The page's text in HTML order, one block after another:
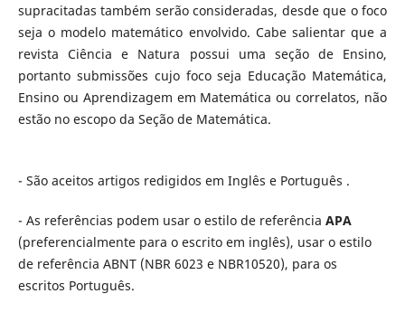
supracitadas também serão consideradas, desde que o foco
seja o modelo matemático envolvido. Cabe salientar que a
revista Ciência e Natura possui uma seção de Ensino,
portanto submissões cujo foco seja Educação Matemática,
Ensino ou Aprendizagem em Matemática ou correlatos, não
estão no escopo da Seção de Matemática.
- São aceitos artigos redigidos em Inglês e Português .
- As referências podem usar o estilo de referência APA
(preferencialmente para o escrito em inglês), usar o estilo
de referência ABNT (NBR 6023 e NBR10520), para os
escritos Português.